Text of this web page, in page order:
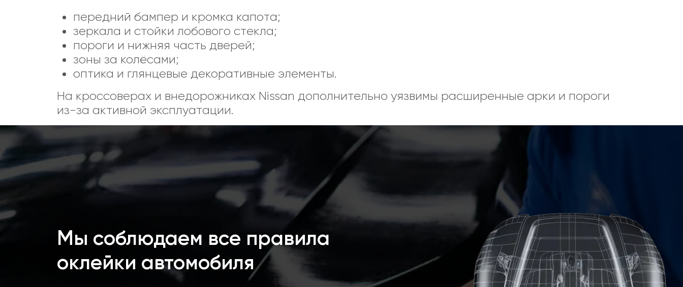
передний бампер и кромка капота;
зеркала и стойки лобового стекла;
пороги и нижняя часть дверей;
зоны за колёсами;
оптика и глянцевые декоративные элементы.
На кроссоверах и внедорожниках Nissan дополнительно уязвимы расширенные арки и пороги
из-за активной эксплуатации.
Мы соблюдаем все правила
оклейки автомобиля